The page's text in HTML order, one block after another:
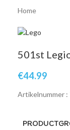
Home
501st
€44.99
Artikelnummer :